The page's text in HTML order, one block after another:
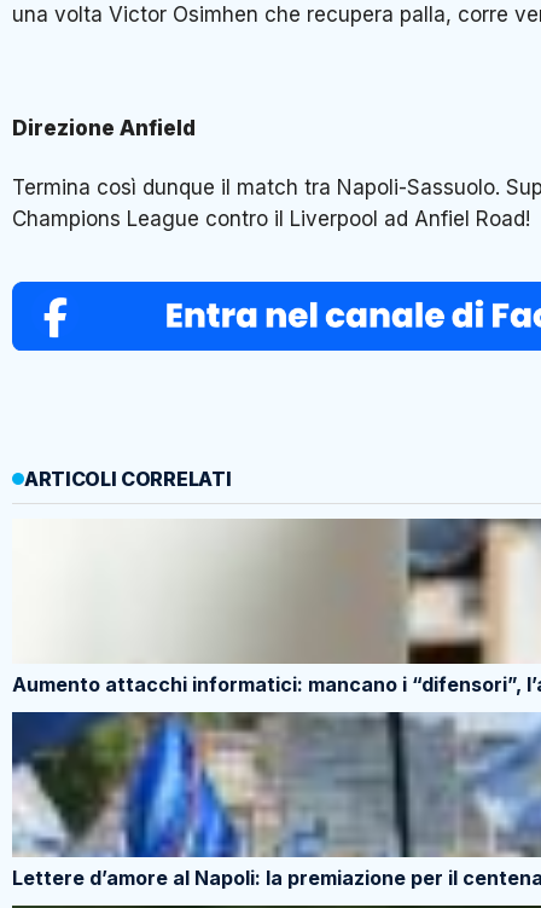
una volta Victor Osimhen che recupera palla, corre
Direzione Anfield
Termina così dunque il match tra Napoli-Sassuolo.
Champions League contro il Liverpool ad Anfiel Road!
ARTICOLI CORRELATI
Aumento attacchi informatici: mancano i “difensori”,
Lettere d’amore al Napoli: la premiazione per il